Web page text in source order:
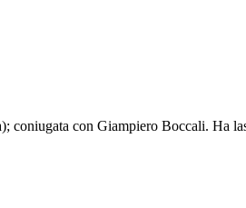
coniugata con Giampiero Boccali. Ha